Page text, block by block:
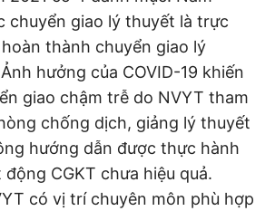
chuyển giao lý thuyết là trực
thành chuyển giao lý
hưởng của COVID-19 khiến
giao chậm trễ do NVYT tham
chống dịch, giảng lý thuyết
hướng dẫn được thực hành
CGKT chưa hiệu quả.
có vị trí chuyên môn phù hợp